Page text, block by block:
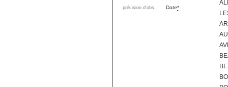
précision d'obs.
Date*